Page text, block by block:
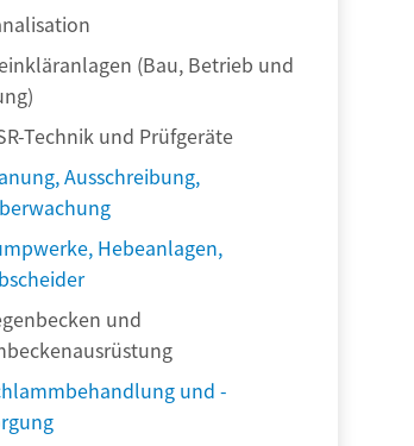
(Bau, Betrieb und
Technik und Prüfgeräte
Ausschreibung,
Hebeanlagen,
und
und -